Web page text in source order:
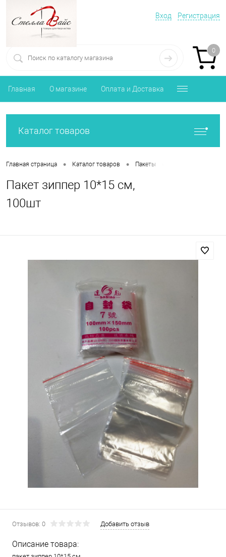
Вход Регистрация
0
Главная О магазине Оплата и Доставка
Каталог товаров
Главная страница • Каталог товаров • Пакеты
Пакет зиппер 10*15 см,
100шт
Отзывов: 0 Добавить отзыв
Описание товара: